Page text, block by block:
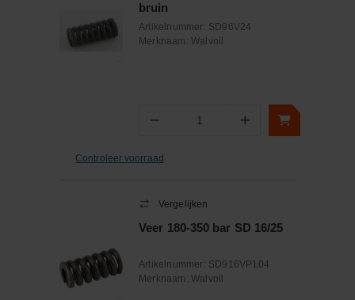
bruin
Artikelnummer: SD96V24
Merknaam: Walvoil
− Aantal +
Controleer voorraad
Vergelijken
Veer 180-350 bar SD 16/25
Artikelnummer: SD916VP104
Merknaam: Walvoil